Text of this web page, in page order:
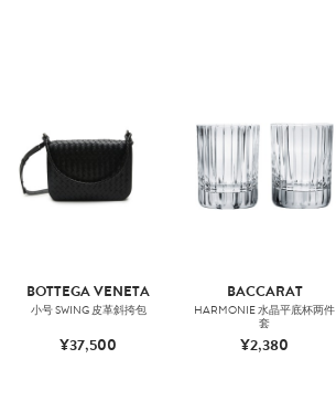
BOTTEGA VENETA
小号 SWING 皮革斜挎包
¥37,500
BACCARAT
HARMONIE 水晶平底杯两件
套
¥2,380